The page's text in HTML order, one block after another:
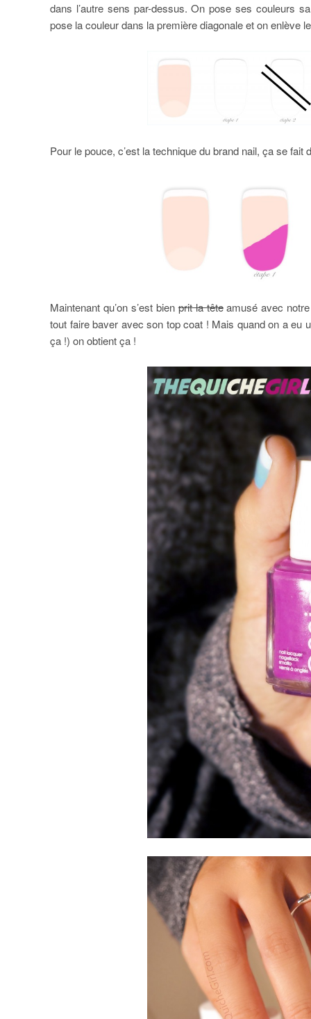
dans l’autre sens par-dessus. On pose ses couleurs
pose la couleur dans la première diagonale et on enlève
Pour le pouce, c’est la technique du brand nail, ça se
Maintenant qu’on s’est bienprit la têteamusé avec notre
tout faire baver avec son top coat ! Mais quand on a eu
ça !) on obtient ça !